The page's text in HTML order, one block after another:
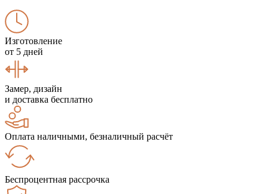
Изготовление
от 5 дней
Замер, дизайн
и доставка бесплатно
Оплата наличными, безналичный расчёт
Беспроцентная рассрочка